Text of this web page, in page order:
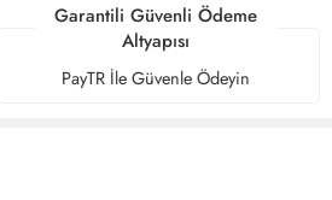
Garantili Güvenli Ödeme
Altyapısı
PayTR İle Güvenle Ödeyin